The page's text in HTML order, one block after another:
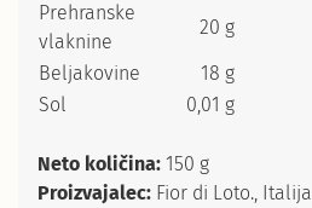
Prehranske
vlaknine
20 g
Beljakovine
18 g
Sol
0,01 g
Neto količina: 150 g
Proizvajalec: Fior di Loto., Italija